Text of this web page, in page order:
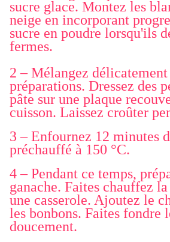
sucre glace. Montez les
neige en incorporant
sucre en poudre lorsqu'ils
fermes.
2 – Mélangez
préparations. Dressez des
pâte sur une plaque
cuisson. Laissez croûter
3 – Enfournez 12 minutes
préchauffé à 150 °C.
4 – Pendant ce temps,
ganache. Faites chauffez
une casserole. Ajoutez le
les bonbons. Faites fondre
doucement.